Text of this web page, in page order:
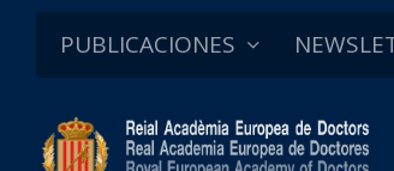
PUBLICACIONES